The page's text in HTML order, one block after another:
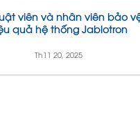
viên và nhân viên bảo
quả hệ thống Jablotron
Th11 20, 2025